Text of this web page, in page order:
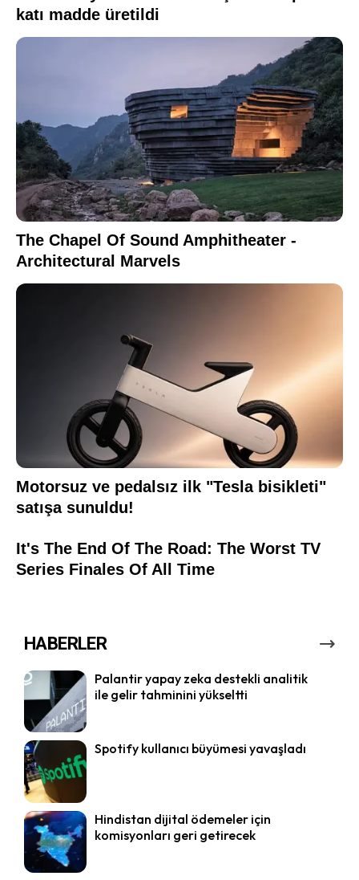
HABERLER
Palantir yapay zeka destekli analitik
ile gelir tahminini yükseltti
Spotify kullanıcı büyümesi yavaşladı
Hindistan dijital ödemeler için
komisyonları geri getirecek